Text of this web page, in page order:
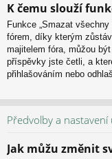
K čemu slouží
Funkce „Smazat
fórem, díky kterým
majitelem fóra, můžou
příspěvky jste četli, a
přihlašováním nebo
Předvolby a nastavení
Jak můžu změnit